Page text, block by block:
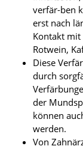
verfär-ben
erst nach
Kontakt mit
Rotwein,
Diese
durch
der
können
werden.
Von